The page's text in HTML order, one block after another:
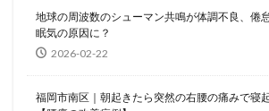
地球の周波数のシューマン共鳴が体調不良、倦
眠気の原因に？
2026-02-22
福岡市南区｜朝起きたら突然の右腰の痛みで寝